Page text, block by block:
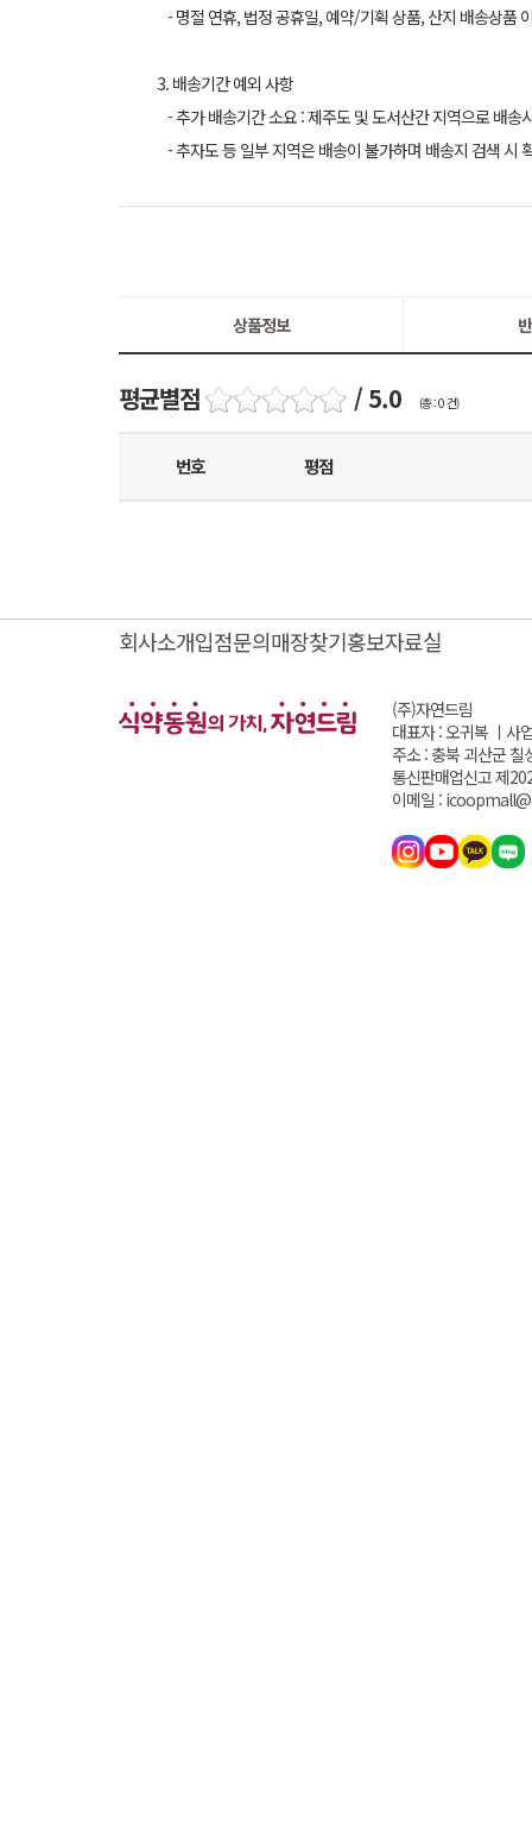
- 명절 연휴, 법정 공휴일, 예약/기획 상품, 산지 배송상품
3. 배송기간 예외 사항
- 추가 배송기간 소요 : 제주도 및 도서산간 지역으로 배
- 추자도 등 일부 지역은 배송이 불가하며 배송지 검색 시
상품정보
평균별점 / 5.0 (총 : 0 건)
번호 평점
회사소개입점문의매장찾기홍보자료실
(주)자연드림
대표자 : 오귀복 ㅣ 사
주소 : 충북 괴산군 칠
통신판매업신고 제
이메일 :